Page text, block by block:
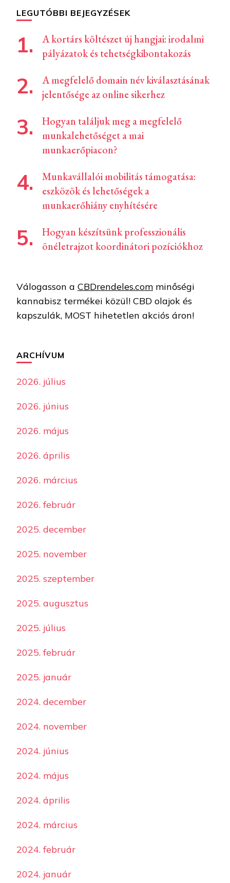
LEGUTÓBBI BEJEGYZÉSEK
A kortárs költészet új hangjai: irodalmi
pályázatok és tehetségkibontakozás
A megfelelő domain név kiválasztásának
jelentősége az online sikerhez
Hogyan találjuk meg a megfelelő
munkalehetőséget a mai
munkaerőpiacon?
Munkavállalói mobilitás támogatása:
eszközök és lehetőségek a
munkaerőhiány enyhítésére
Hogyan készítsünk professzionális
önéletrajzot koordinátori pozíciókhoz
Válogasson a CBDrendeles.com minőségi
kannabisz termékei közül! CBD olajok és
kapszulák, MOST hihetetlen akciós áron!
ARCHÍVUM
2026. július
2026. június
2026. május
2026. április
2026. március
2026. február
2025. december
2025. november
2025. szeptember
2025. augusztus
2025. július
2025. február
2025. január
2024. december
2024. november
2024. június
2024. május
2024. április
2024. március
2024. február
2024. január